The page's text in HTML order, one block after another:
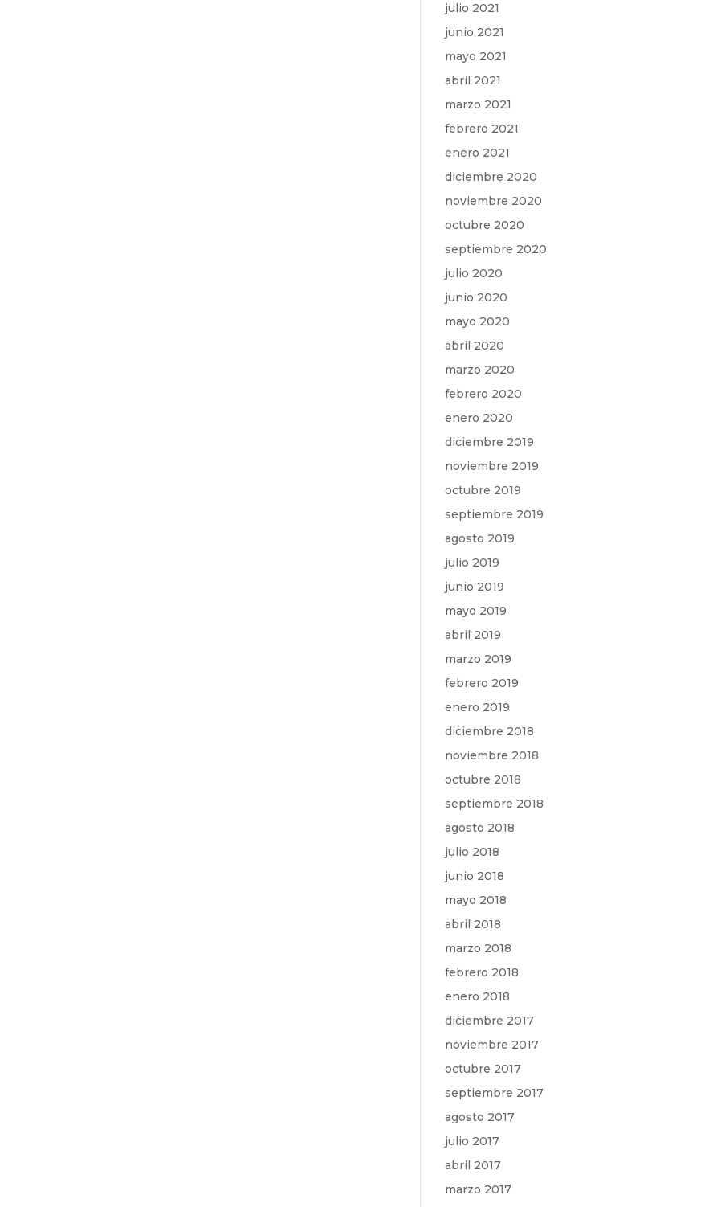
julio 2021
junio 2021
mayo 2021
abril 2021
marzo 2021
febrero 2021
enero 2021
diciembre 2020
noviembre 2020
octubre 2020
septiembre 2020
julio 2020
junio 2020
mayo 2020
abril 2020
marzo 2020
febrero 2020
enero 2020
diciembre 2019
noviembre 2019
octubre 2019
septiembre 2019
agosto 2019
julio 2019
junio 2019
mayo 2019
abril 2019
marzo 2019
febrero 2019
enero 2019
diciembre 2018
noviembre 2018
octubre 2018
septiembre 2018
agosto 2018
julio 2018
junio 2018
mayo 2018
abril 2018
marzo 2018
febrero 2018
enero 2018
diciembre 2017
noviembre 2017
octubre 2017
septiembre 2017
agosto 2017
julio 2017
abril 2017
marzo 2017